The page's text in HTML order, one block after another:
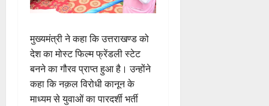
मुख्यमंत्री ने कहा कि उत्तराखण्ड को
देश का मोस्ट फिल्म फ्रेंडली स्टेट
बनने का गौरव प्राप्त हुआ है। उन्होंने
कहा कि नक़ल विरोधी कानून के
माध्यम से युवाओं का पारदर्शी भर्ती